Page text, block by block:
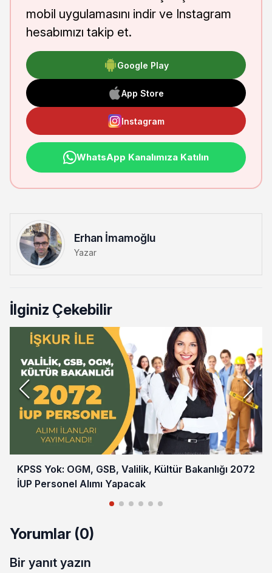
mobil uygulamasını indir ve Instagram
hesabımızı takip et.
Google Play
App Store
Instagram
WhatsApp Kanalımıza Katılın
Erhan İmamoğlu
Yazar
İlginiz Çekebilir
KPSS Yok: OGM, GSB, Valilik, Kültür Bakanlığı 2072
İUP Personel Alımı Yapacak
Yorumlar (0)
Bir yanıt yazın